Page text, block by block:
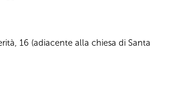
16 (adiacente alla chiesa di Santa